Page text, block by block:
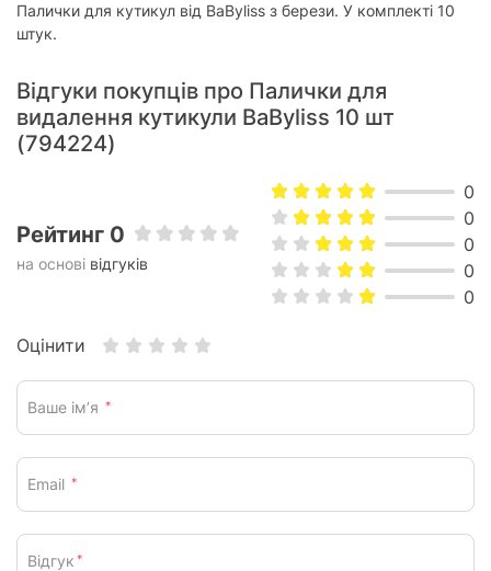
Палички для кутикул від BaByliss з берези. У комплекті 10
штук.
Відгуки покупців про Палички для
видалення кутикули BaByliss 10 шт
(794224)
Рейтинг 0
на основі відгуків
0
0
0
0
0
Оцінити
Ваше ім’я *
Email *
Відгук *